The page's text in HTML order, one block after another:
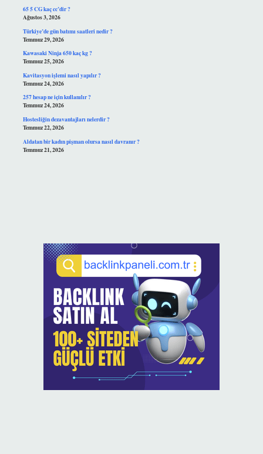
65 5 CG kaç cc’dir ?
Ağustos 3, 2026
Türkiye’de gün batımı saatleri nedir ?
Temmuz 29, 2026
Kawasaki Ninja 650 kaç kg ?
Temmuz 25, 2026
Kavitasyon işlemi nasıl yapılır ?
Temmuz 24, 2026
257 hesap ne için kullanılır ?
Temmuz 24, 2026
Hostesliğin dezavantajları nelerdir ?
Temmuz 22, 2026
Aldatan bir kadın pişman olursa nasıl davranır ?
Temmuz 21, 2026